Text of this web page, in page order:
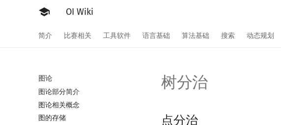
OI Wiki
简介 比赛相关 工具软件 语言基础 算法基础 搜索 动态规划
图论
图论部分简介
图论相关概念
图的存储
树分治
点分治